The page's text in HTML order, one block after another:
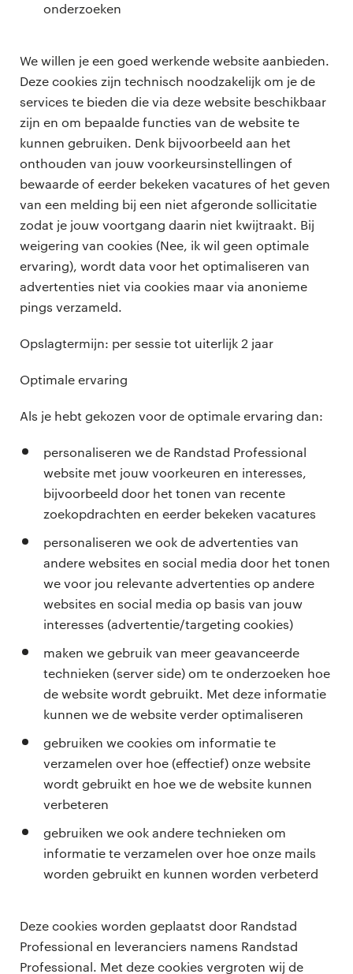
onderzoeken
We willen je een goed werkende website aanbieden.
Deze cookies zijn technisch noodzakelijk om je de
services te bieden die via deze website beschikbaar
zijn en om bepaalde functies van de website te
kunnen gebruiken. Denk bijvoorbeeld aan het
onthouden van jouw voorkeursinstellingen of
bewaarde of eerder bekeken vacatures of het geven
van een melding bij een niet afgeronde sollicitatie
zodat je jouw voortgang daarin niet kwijtraakt. Bij
weigering van cookies (Nee, ik wil geen optimale
ervaring), wordt data voor het optimaliseren van
advertenties niet via cookies maar via anonieme
pings verzameld.
Opslagtermijn: per sessie tot uiterlijk 2 jaar
Optimale ervaring
Als je hebt gekozen voor de optimale ervaring dan:
personaliseren we de Randstad Professional
website met jouw voorkeuren en interesses,
bijvoorbeeld door het tonen van recente
zoekopdrachten en eerder bekeken vacatures
personaliseren we ook de advertenties van
andere websites en social media door het tonen
we voor jou relevante advertenties op andere
websites en social media op basis van jouw
interesses (advertentie/targeting cookies)
maken we gebruik van meer geavanceerde
technieken (server side) om te onderzoeken hoe
de website wordt gebruikt. Met deze informatie
kunnen we de website verder optimaliseren
gebruiken we cookies om informatie te
verzamelen over hoe (effectief) onze website
wordt gebruikt en hoe we de website kunnen
verbeteren
gebruiken we ook andere technieken om
informatie te verzamelen over hoe onze mails
worden gebruikt en kunnen worden verbeterd
Deze cookies worden geplaatst door Randstad
Professional en leveranciers namens Randstad
Professional. Met deze cookies vergroten wij de